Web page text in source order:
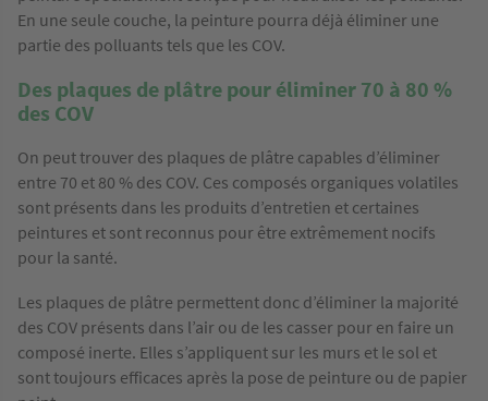
En une seule couche, la peinture pourra déjà éliminer une
partie des polluants tels que les COV.
Des plaques de plâtre pour éliminer 70 à 80 %
des COV
On peut trouver des plaques de plâtre capables d’éliminer
entre 70 et 80 % des COV. Ces composés organiques volatiles
sont présents dans les produits d’entretien et certaines
peintures et sont reconnus pour être extrêmement nocifs
pour la santé.
Les plaques de plâtre permettent donc d’éliminer la majorité
des COV présents dans l’air ou de les casser pour en faire un
composé inerte. Elles s’appliquent sur les murs et le sol et
sont toujours efficaces après la pose de peinture ou de papier